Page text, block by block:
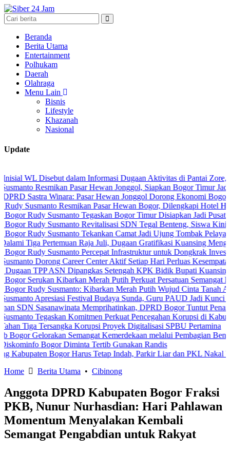
Beranda
Berita Utama
Entertainment
Polhukam
Daerah
Olahraga
Menu Lain
Bisnis
Lifestyle
Khazanah
Nasional
Update
Disebut dalam Informasi Dugaan Aktivitas di Pantai Zore, Bea
Resmikan Pasar Hewan Jonggol, Siapkan Bogor Timur Jadi Pusat
Winara: Pasar Hewan Jonggol Dorong Ekonomi Bogor Timur
Resmikan Pasar Hewan Bogor, Dilengkapi Hotel Hewan dan
Susmanto Tegaskan Bogor Timur Disiapkan Jadi Pusat
Susmanto Revitalisasi SDN Tegal Benteng, Siswa Kini Belajar
Susmanto Tekankan Camat Jadi Ujung Tombak Pelayanan
Pertemuan Raja Juli, Dugaan Gratifikasi Kuansing Menguat
Susmanto Percepat Infrastruktur untuk Dongkrak Investasi
Dorong Career Center Aktif Setiap Hari Perluas Kesempatan Kerja
ASN Dipangkas Setengah KPK Bidik Bupati Kuansing
Kibarkan Merah Putih Perkuat Persatuan Semangat
Susmanto: Kibarkan Merah Putih Wujud Cinta Tanah Air
Apresiasi Festival Budaya Sunda, Guru PAUD Jadi Kunci
Memprihatinkan, DPRD Bogor Tuntut Penanganan
Tegaskan Komitmen Perkuat Pencegahan Korupsi di Kabupaten
Tersangka Korupsi Proyek Digitalisasi SPBU Pertamina
Semangat Kemerdekaan melalui Pembagian Bendera
Bogor Diminta Tertib Gunakan Randis
Bogor Harus Tetap Indah, Parkir Liar dan PKL Nakal Wajib
Home
Berita Utama • Cibinong
Anggota DPRD Kabupaten Bogor Fraksi
PKB, Nunur Nurhasdian: Hari Pahlawan
Momentum Menyalakan Kembali
Semangat Pengabdian untuk Rakyat